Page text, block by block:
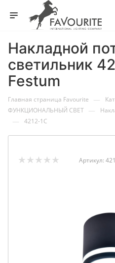
Накладной
светильник
Festum
Главная страница Favourite —
ФУНКЦИОНАЛЬНЫЙ СВЕТ —
— 4212-1C
Артикул: